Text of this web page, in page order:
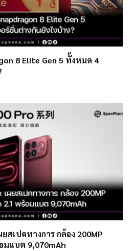
8 Elite Gen 5 ทั้งหมด 4
สเปคทางการ กล้อง 200MP
มแบต 9,070mAh